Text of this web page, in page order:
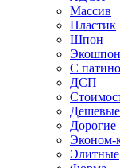
Массив
Пластик
Шпон
Экошпон
С
ДСП
Дешевые
Дорогие
Эконом-
Элитные